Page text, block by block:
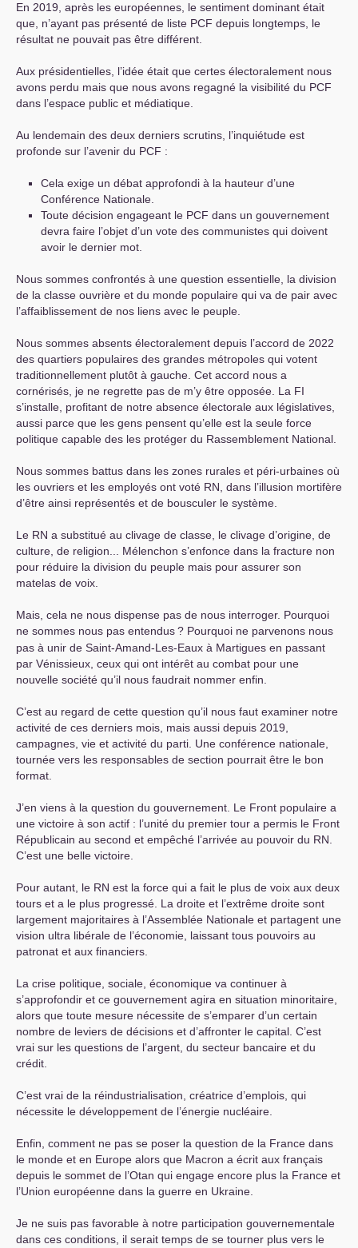
En 2019, après les européennes, le sentiment dominant était
que, n’ayant pas présenté de liste PCF depuis longtemps, le
résultat ne pouvait pas être différent.
Aux présidentielles, l’idée était que certes électoralement nous
avons perdu mais que nous avons regagné la visibilité du PCF
dans l’espace public et médiatique.
Au lendemain des deux derniers scrutins, l’inquiétude est
profonde sur l’avenir du PCF :
Cela exige un débat approfondi à la hauteur d’une
Conférence Nationale.
Toute décision engageant le PCF dans un gouvernement
devra faire l’objet d’un vote des communistes qui doivent
avoir le dernier mot.
Nous sommes confrontés à une question essentielle, la division
de la classe ouvrière et du monde populaire qui va de pair avec
l’affaiblissement de nos liens avec le peuple.
Nous sommes absents électoralement depuis l’accord de 2022
des quartiers populaires des grandes métropoles qui votent
traditionnellement plutôt à gauche. Cet accord nous a
cornérisés, je ne regrette pas de m’y être opposée. La FI
s’installe, profitant de notre absence électorale aux législatives,
aussi parce que les gens pensent qu’elle est la seule force
politique capable des les protéger du Rassemblement National.
Nous sommes battus dans les zones rurales et péri-urbaines où
les ouvriers et les employés ont voté RN , dans l’illusion mortifère
d’être ainsi représentés et de bousculer le système.
Le RN a substitué au clivage de classe, le clivage d’origine, de
culture, de religion... Mélenchon s’enfonce dans la fracture non
pour réduire la division du peuple mais pour assurer son
matelas de voix.
Mais, cela ne nous dispense pas de nous interroger. Pourquoi
ne sommes nous pas entendus? Pourquoi ne parvenons nous
pas à unir de Saint-Amand-Les-Eaux à Martigues en passant
par Vénissieux, ceux qui ont intérêt au combat pour une
nouvelle société qu’il nous faudrait nommer enfin.
C’est au regard de cette question qu’il nous faut examiner notre
activité de ces derniers mois, mais aussi depuis 2019,
campagnes, vie et activité du parti. Une conférence nationale,
tournée vers les responsables de section pourrait être le bon
format.
J’en viens à la question du gouvernement. Le Front populaire a
une victoire à son actif : l’unité du premier tour a permis le Front
Républicain au second et empêché l’arrivée au pouvoir du RN
C’est une belle victoire.
Pour autant, le RN est la force qui a fait le plus de voix aux deux
tours et a le plus progressé. La droite et l’extrême droite sont
largement majoritaires à l’Assemblée Nationale et partagent une
vision ultra libérale de l’économie, laissant tous pouvoirs au
patronat et aux financiers.
La crise politique, sociale, économique va continuer à
s’approfondir et ce gouvernement agira en situation minoritaire,
alors que toute mesure nécessite de s’emparer d’un certain
nombre de leviers de décisions et d’affronter le capital. C’est
vrai sur les questions de l’argent, du secteur bancaire et du
crédit.
C’est vrai de la réindustrialisation, créatrice d’emplois, qui
nécessite le développement de l’énergie nucléaire.
Enfin, comment ne pas se poser la question de la France dans
le monde et en Europe alors que Macron a écrit aux français
depuis le sommet de l’Otan qui engage encore plus la France et
l’Union européenne dans la guerre en Ukraine.
Je ne suis pas favorable à notre participation gouvernementale
dans ces conditions, il serait temps de se tourner plus vers le